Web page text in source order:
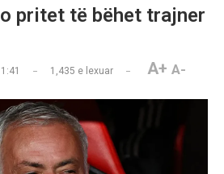
pritet të bëhet trajner
1,435 e lexuar A+ A-